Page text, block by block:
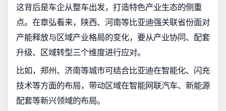
这背后是车企从整车出发，打造特色产业生态的侧重
点。在章弘看来，陕西、河南等比亚迪强关联省份面对
产能释放与区域产业格局的变化，要从产业协同、配套
升级、区域转型三个维度进行应对。
比如，郑州、济南等城市可结合比亚迪在智能化、闪充
技术等方面的布局，带动区域在智能网联汽车、新能源
配套等新兴领域的布局。